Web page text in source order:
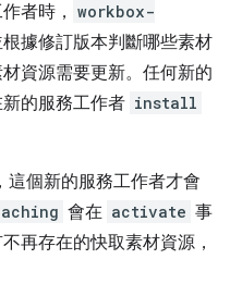
者時， workbox-
據修訂版本判斷哪些素材
資源需要更新。任何新的
的服務工作者 install
這個新的服務工作者才會
會在 activate 事
再存在的快取素材資源，